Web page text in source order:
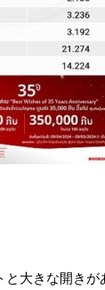
大きな開きが